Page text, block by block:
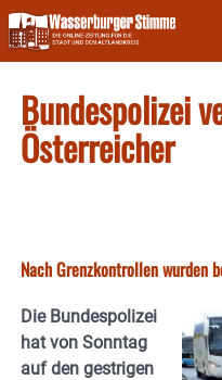
Skip
to
content
Bundespolizei
Österreicher
Nach Grenzkontrollen wurden
Die Bundespolizei
hat von Sonntag
auf den gestrigen